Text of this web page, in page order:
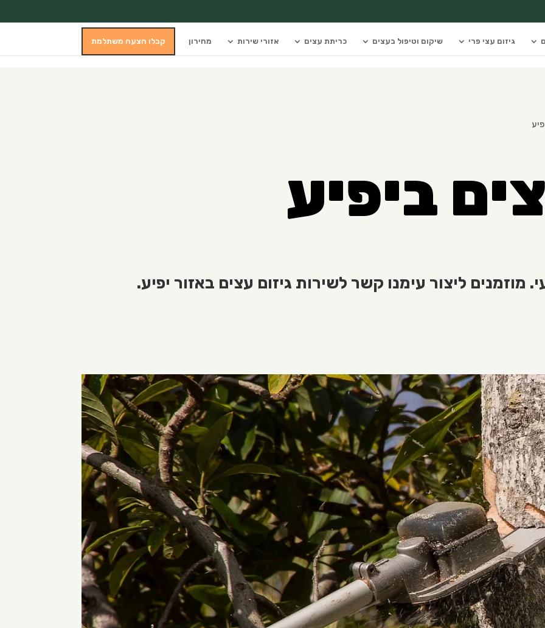
גיזום עצי פרי שיקום וטיפול בעצים כריתת עצים אזורי שירות מחירון קבלו הצעה משתלמת
ביפיע
מוזמנים ליצור עימנו קשר לשירות גיזום עצים באזור יפיע.